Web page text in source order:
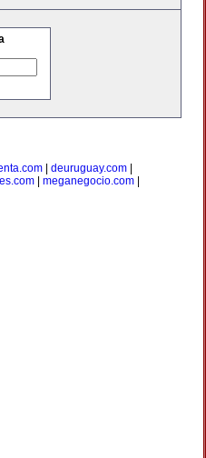
deuruguay.com
meganegocio.com